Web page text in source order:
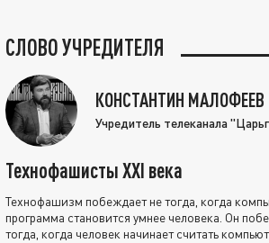
СЛОВО УЧРЕДИТЕЛЯ
КОНСТАНТИН МАЛОФЕЕВ
Учредитель телеканала
Технофашисты XXI века
Технофашизм побеждает не тогда, когда
программа становится умнее человека. Он
тогда, когда человек начинает считать